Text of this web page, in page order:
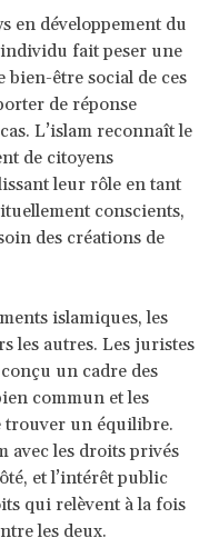
en développement du
fait peser une
bien-être social de ces
de réponse
L’islam reconnaît le
de citoyens
leur rôle en tant
conscients,
des créations de
islamiques, les
les autres. Les juristes
un cadre des
commun et les
trouver un équilibre.
avec les droits privés
et l’intérêt public
qui relèvent à la fois
les deux.